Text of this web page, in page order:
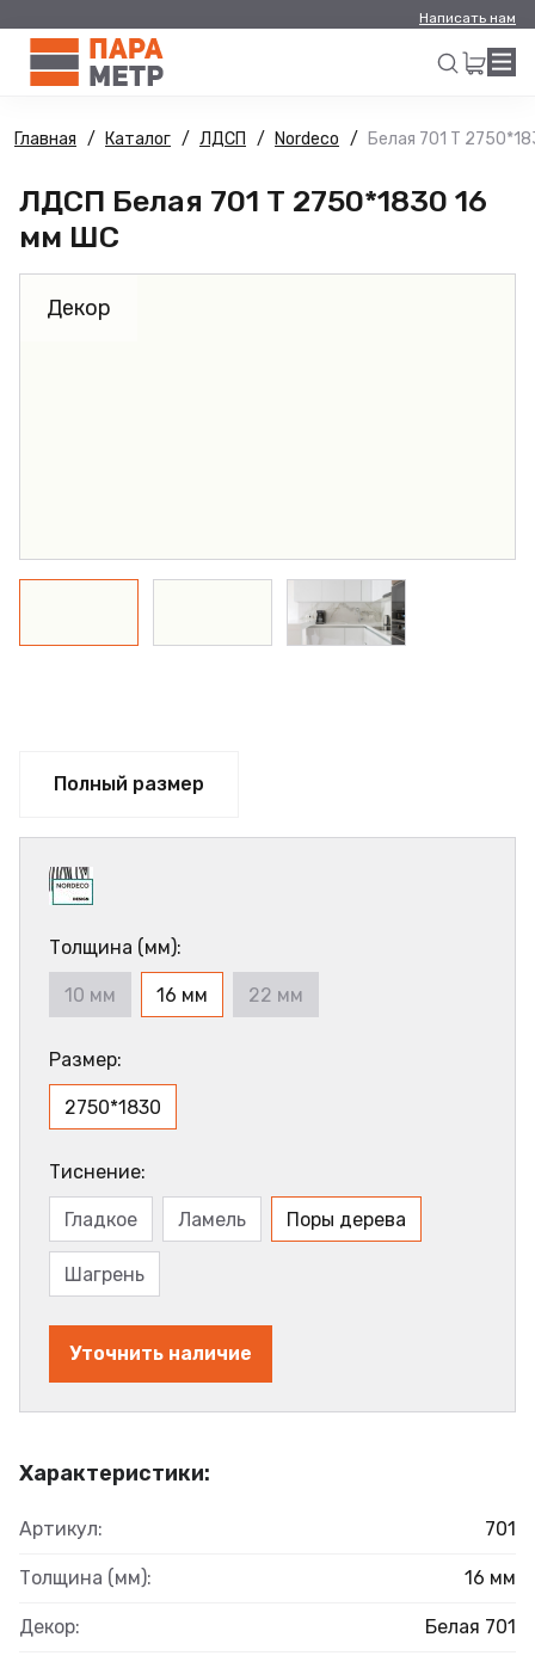
Написать нам
Искать
Главная Каталог ЛДСП Nordeco Белая 701 Т
ЛДСП Белая 701 Т 2750*1830 16
мм ШС
Декор
Полный размер
Характеристики:
Артикул: 701
Толщина (мм): 16 мм
Декор: Белая 701
Толщина (мм):
10 мм 16 мм 22 мм
Размер:
2750*1830
Тиснение:
Гладкое Ламель Поры дерева
Шагрень
Уточнить наличие